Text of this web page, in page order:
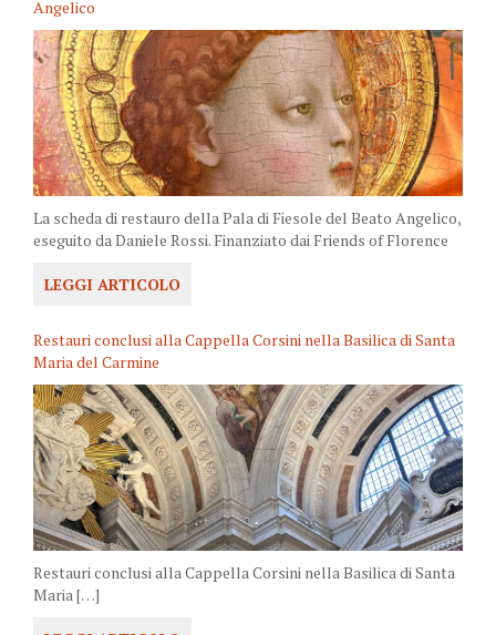
Angelico
La scheda di restauro della Pala di Fiesole del Beato Angelico,
eseguito da Daniele Rossi. Finanziato dai Friends of Florence
LEGGI ARTICOLO
Restauri conclusi alla Cappella Corsini nella Basilica di Santa
Maria del Carmine
Restauri conclusi alla Cappella Corsini nella Basilica di Santa
Maria […]